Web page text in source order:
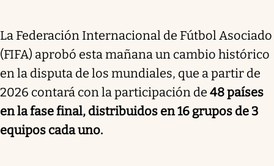
La Federación Internacional de Fútbol Asociado
(FIFA) aprobó esta mañana un cambio histórico
en la disputa de los mundiales, que a partir de
2026 contará con la participación de 48 países
en la fase final, distribuidos en 16 grupos de 3
equipos cada uno.